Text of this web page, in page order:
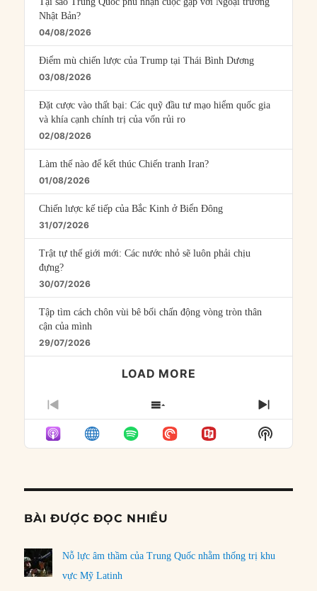
Nhật Bản?
04/08/2026
Điểm mù chiến lược của Trump tại Thái Bình Dương
03/08/2026
Đặt cược vào thất bại: Các quỹ đầu tư mạo hiểm quốc gia
và khía cạnh chính trị của vốn rủi ro
02/08/2026
Làm thế nào để kết thúc Chiến tranh Iran?
01/08/2026
Chiến lược kế tiếp của Bắc Kinh ở Biển Đông
31/07/2026
Trật tự thế giới mới: Các nước nhỏ sẽ luôn phải chịu
đựng?
30/07/2026
Tập tìm cách chôn vùi bê bối chấn động vòng tròn thân
cận của mình
29/07/2026
LOAD MORE
PREVIOUS
EPISODE
SHOW
EPISODES
LIST
NEXT
Show
Podcast
BÀI ĐƯỢC ĐỌC NHIỀU
Nỗ lực âm thầm của Trung Quốc nhằm thống trị khu
vực Mỹ Latinh